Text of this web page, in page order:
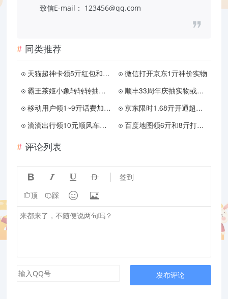
致信E-mail： 123456@qq.com
同类推荐
天猫超神卡领5亓红包和必免卡
微信打开京东1亓神价实物
霸王茶姬小象转转转抽免单券
顺丰33周年庆抽实物或免单券
移动用户领1~9亓话费加赠券
京东限时1.68亓开通超级月卡
滴滴出行领10元顺风车立减券
百度地图领6亓和8亓打车券
评论列表
    签到
顶 踩  
发布评论